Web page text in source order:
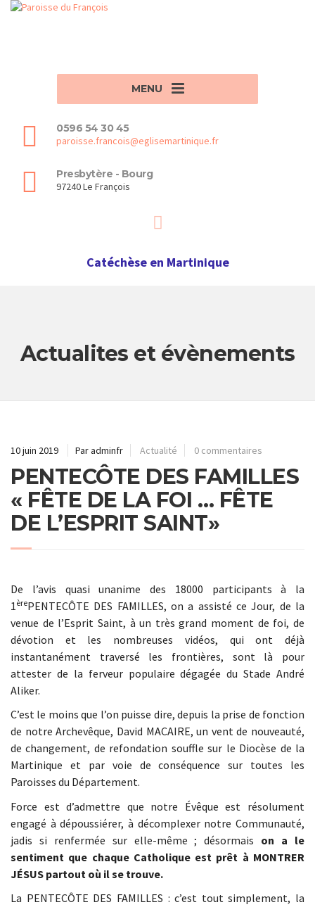
MENU
0596 54 30 45
paroisse.francois@eglisemartinique.fr
Presbytère - Bourg
97240 Le François
Catéchèse en Martinique
Actualites et évènements
10 juin 2019 Par adminfr Actualité 0 commentaires
PENTECÔTE DES FAMILLES
« FÊTE DE LA FOI … FÊTE
DE L’ESPRIT SAINT»
De l’avis quasi unanime des 18000 participants à la
1 èrePENTECÔTE DES FAMILLES, on a assisté ce Jour, de la
venue de l’Esprit Saint, à un très grand moment de foi, de
dévotion et les nombreuses vidéos, qui ont déjà
instantanément traversé les frontières, sont là pour
attester de la ferveur populaire dégagée du Stade André
Aliker.
C’est le moins que l’on puisse dire, depuis la prise de fonction
de notre Archevêque, David MACAIRE, un vent de nouveauté,
de changement, de refondation souffle sur le Diocèse de la
Martinique et par voie de conséquence sur toutes les
Paroisses du Département.
Force est d’admettre que notre Évêque est résolument
engagé à dépoussiérer, à décomplexer notre Communauté,
jadis si renfermée sur elle-même ; désormais on a le
sentiment que chaque Catholique est prêt à MONTRER
JÉSUS partout où il se trouve.
La PENTECÔTE DES FAMILLES : c’est tout simplement, la